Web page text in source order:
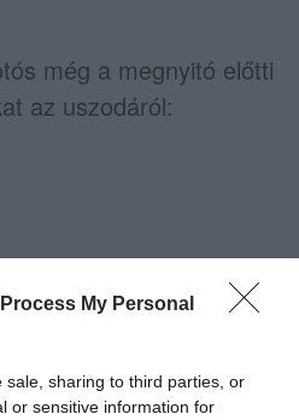
My Personal
sale, sharing to third parties, or
or sensitive information for
még a megnyitó előtti
az uszodáról: